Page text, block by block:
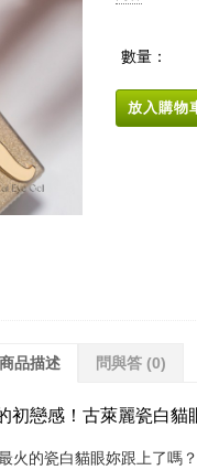
數量：
放入購物
商品描述 問與答 (0)